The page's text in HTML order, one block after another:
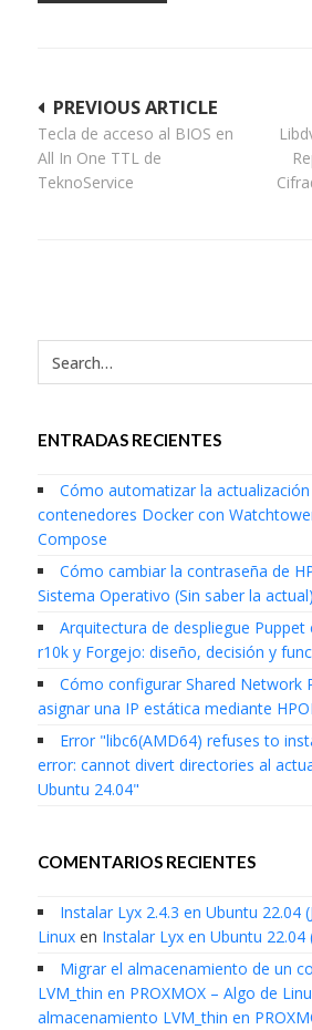
Navegación
de
entradas
PREVIOUS ARTICLE
Tecla de acceso al BIOS en
All In One TTL de
TeknoService
ENTRADAS RECIENTES
Cómo automatizar la
contenedores Docker con
Compose
Cómo cambiar la contraseña de
Sistema Operativo (Sin saber la actual)
Arquitectura de despliegue
r10k y Forgejo: diseño, decisión y
Cómo configurar Shared Network
asignar una IP estática mediante
Error "libc6(AMD64) refuses to
error: cannot divert directories al
Ubuntu 24.04"
COMENTARIOS RECIENTES
Instalar Lyx 2.4.3 en Ubuntu 22.04
Linuxen Instalar Lyx en Ubuntu 22.04
Migrar el almacenamiento de un
LVM_thin en PROXMOX – Algo de
almacenamiento LVM_thin en